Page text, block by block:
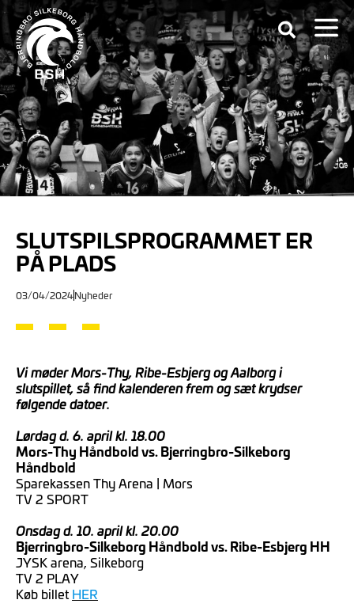
SLUTSPILSPROGRAMMET ER
PÅ PLADS
03/04/2024Nyheder
Vi møder Mors-Thy, Ribe-Esbjerg og Aalborg i
slutspillet, så find kalenderen frem og sæt krydser
følgende datoer.
Lørdag d. 6. april kl. 18.00
Mors-Thy Håndbold vs. Bjerringbro-Silkeborg
Håndbold
Sparekassen Thy Arena | Mors
TV 2 SPORT
Onsdag d. 10. april kl. 20.00
Bjerringbro-Silkeborg Håndbold vs. Ribe-Esbjerg HH
JYSK arena, Silkeborg
TV 2 PLAY
Køb billet HER